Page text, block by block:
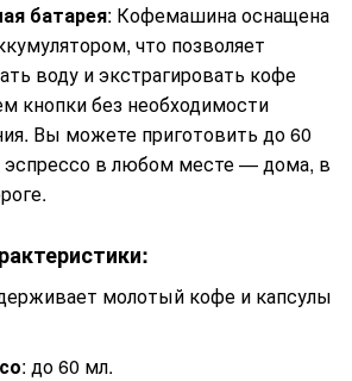
батарея: Кофемашина оснащена
что позволяет
воду и экстрагировать кофе
кнопки без необходимости
Вы можете приготовить до 60
эспрессо в любом месте — дома, в
молотый кофе и капсулы
: до 60 мл.